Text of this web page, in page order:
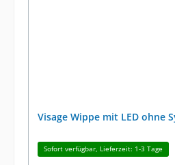
Visage Wippe mit LED ohne
Sofort verfügbar, Lieferzeit: 1-3 Tage